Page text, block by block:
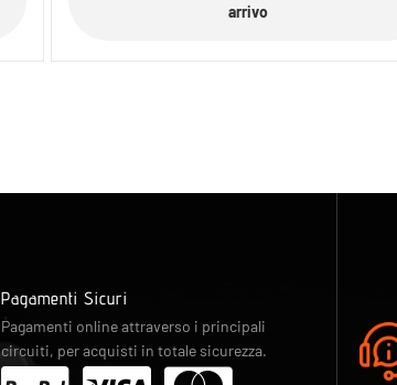
arrivo
Pagamenti Sicuri
Pagamenti online attraverso i principali
circuiti, per acquisti in totale sicurezza.